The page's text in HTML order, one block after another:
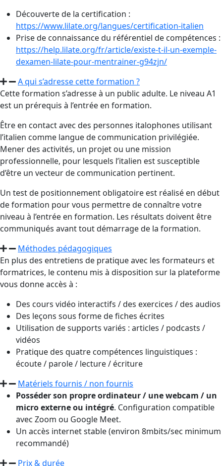
Découverte de la certification :
https://www.lilate.org/langues/certification-italien
Prise de connaissance du référentiel de compétences :
https://help.lilate.org/fr/article/existe-t-il-un-exemple-
dexamen-lilate-pour-mentrainer-g94zjn/
A qui s’adresse cette formation ?​
Cette formation s’adresse à un public adulte. Le niveau A1
est un prérequis à l’entrée en formation.
Être en contact avec des personnes italophones utilisant
l’italien comme langue de communication privilégiée.
Mener des activités, un projet ou une mission
professionnelle, pour lesquels l’italien est susceptible
d’être un vecteur de communication pertinent.
Un test de positionnement obligatoire est réalisé en début
de formation pour vous permettre de connaître votre
niveau à l’entrée en formation. Les résultats doivent être
communiqués avant tout démarrage de la formation.
Méthodes pédagogiques
En plus des entretiens de pratique avec les formateurs et
formatrices, le contenu mis à disposition sur la plateforme
vous donne accès à :
Des cours vidéo interactifs / des exercices / des audios
Des leçons sous forme de fiches écrites
Utilisation de supports variés : articles / podcasts /
vidéos
Pratique des quatre compétences linguistiques :
écoute / parole / lecture / écriture
Matériels fournis / non fournis
Posséder son propre ordinateur / une webcam / un
micro externe ou intégré. Configuration compatible
avec Zoom ou Google Meet.
Un accès internet stable (environ 8mbits/sec minimum
recommandé)
Prix & durée